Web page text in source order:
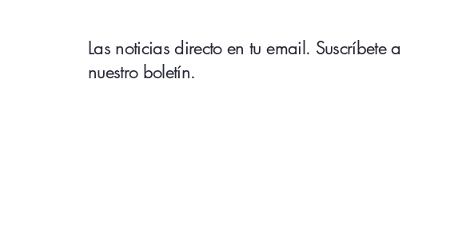
Las noticias directo en tu email. Suscríbete a
nuestro boletín.